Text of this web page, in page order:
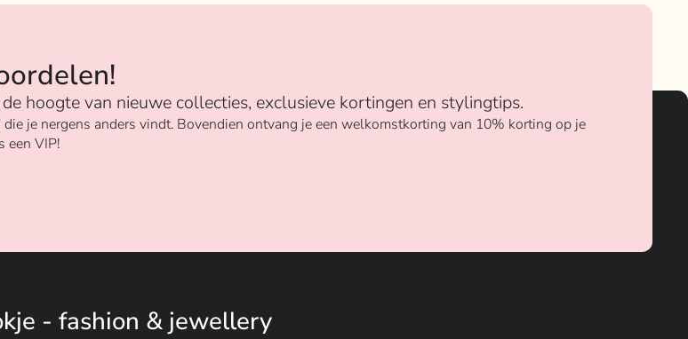
hoogte van nieuwe collecties, exclusieve kortingen en stylingtips.
je nergens anders vindt. Bovendien ontvang je een welkomstkorting van 10% korting op je
een VIP!
- fashion & jewellery